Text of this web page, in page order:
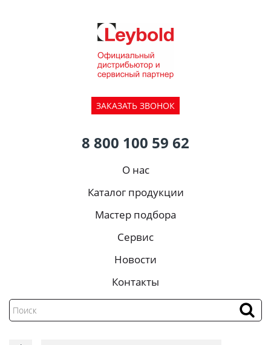
ЗАКАЗАТЬ ЗВОНОК
8 800 100 59 62
О нас
Каталог продукции
Мастер подбора
Сервис
Новости
Контакты